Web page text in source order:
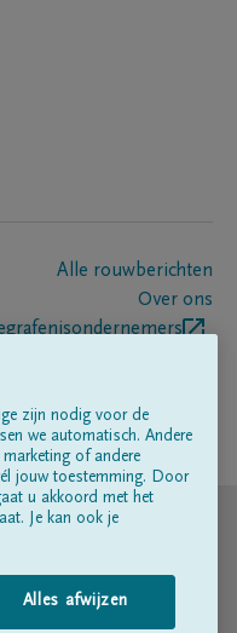
Alle rouwberichten
Over ons
zijn nodig voor de
we automatisch. Andere
of andere
jouw toestemming. Door
u akkoord met het
Je kan ook je
Alles afwijzen